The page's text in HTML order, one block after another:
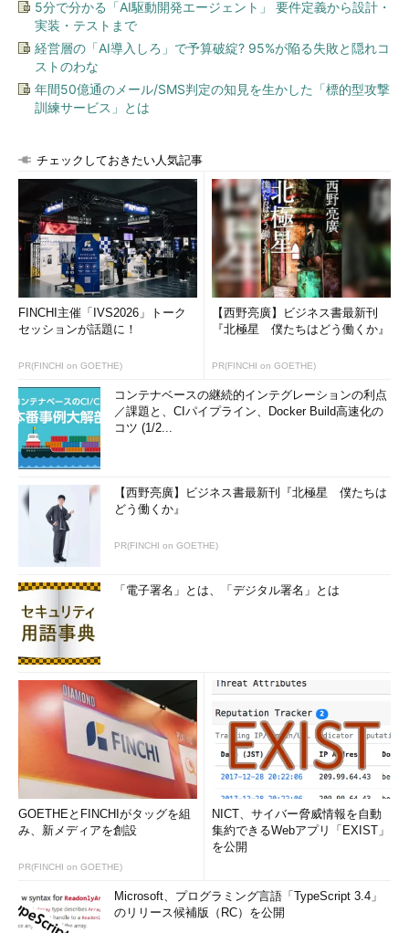
5分で分かる「AI駆動開発エージェント」 要件定義から設計・
実装・テストまで
経営層の「AI導入しろ」で予算破綻? 95%が陥る失敗と隠れコ
ストのわな
年間50億通のメール/SMS判定の知見を生かした「標的型攻撃
訓練サービス」とは
チェックしておきたい人気記事
FINCHI主催「IVS2026」トーク
セッションが話題に！
PR(FINCHI on GOETHE)
【西野亮廣】ビジネス書最新刊
『北極星 僕たちはどう働くか』
PR(FINCHI on GOETHE)
コンテナベースの継続的インテグレーションの利点
／課題と、CIパイプライン、Docker Build高速化の
コツ (1/2...
【西野亮廣】ビジネス書最新刊『北極星 僕たちは
どう働くか』
PR(FINCHI on GOETHE)
「電子署名」とは、「デジタル署名」とは
GOETHEとFINCHIがタッグを組
み、新メディアを創設
PR(FINCHI on GOETHE)
NICT、サイバー脅威情報を自動
集約できるWebアプリ「EXIST」
を公開
Microsoft、プログラミング言語「TypeScript 3.4」
のリリース候補版（RC）を公開